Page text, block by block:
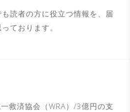
読者の方に役立つ情報を、届
ております。
救済協会（WRA）/3億円の支